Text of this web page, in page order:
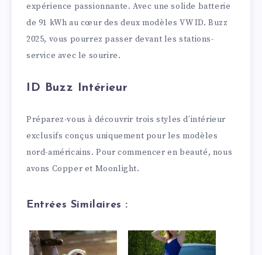
expérience passionnante. Avec une solide batterie
de 91 kWh au cœur des deux modèles VW ID. Buzz
2025, vous pourrez passer devant les stations-
service avec le sourire.
ID Buzz Intérieur
Préparez-vous à découvrir trois styles d’intérieur
exclusifs conçus uniquement pour les modèles
nord-américains. Pour commencer en beauté, nous
avons Copper et Moonlight.
Entrées Similaires :